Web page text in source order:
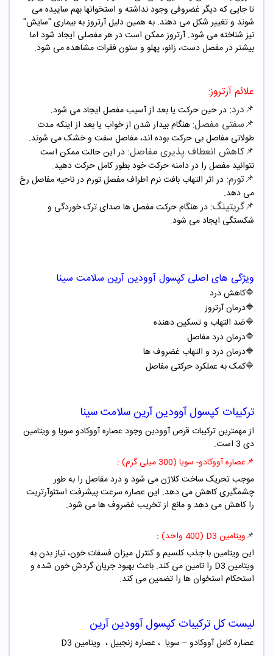
تا جایی که دیگر غضروفی وجود نداشته و استخوانها بهم ساییده می
شوند و تغییر شکل می دهند. به همین دلیل آرتروز به بیماری "سایش"
نیز شناخته می شود. آرتروز ممکن است در هر مفصلی ایجاد شود اما
بیشتر در مفصل دست، زانو، پهلو و ستون فقرات مشاهده می شود.
علائم آرتروز:
📌درد: در حین حرکت یا بعد از آسیب مفصل ایجاد می شود.
📌سفتی مفصل:هنگام بیدار شدن از خواب یا بعد از اینکه مدت
طولانی مفاصل بی حرکت بوده اند، مفاصل سفت و خشک می شوند.
📌کاهش انعطاف پذیری مفاصل: در این حالت ممکن است
نتوانید مفصل را در دامنه حرکت خود بطور کامل حرکت دهید.
📌تورم: در اثر التهاب بافت نرم اطراف مفصل تورم در ناحیه مفاصل رخ
می دهد.
📌گریتینگ:در هنگام حرکت مفصل ها صدای ترک خوردگی و
شکستگی ایجاد می شود.
ویژگی های اصلی کپسول آوودین آرین سلامت سینا
🔷کاهش درد
🔷درمان آرتروز
🔷ضد التهاب و تسکین دهنده
🔷درمان درد مفاصل
🔷درمان درد و التهاب غضروف ها
🔷کمک به عملکرد حرکتی مفاصل
ترکیبات کپسول آوودین آرین سلامت سینا
از مهمترین ترکیبات قرص آوودین وجود عصاره آووکادو سویا و ویتامین
دی 3 است.
📌عصاره آووکادو- سویا (300 میلی گرم) :
موجب تحریک ساخت کلاژن می شود و درد مفاصل را به طور
چشمگیری کاهش می دهد. این عصاره سرعت پیشرفت استئوآرتریت
را کاهش می دهد و مانع از تخریب غضروف ها می شود.
📌ویتامین D3 (400 واحد) :
این ویتامین با جذب کلسیم و کنترل میزان فسفات خون، نیاز بدن به
ویتامین D3 را تامین می کند. باعث بهبود جریان گردش خون شده و
استحکام استخوان ها را تضمین می کند.
لیست کل ترکیبات کپسول آوودین آرین
عصاره کامل آووکادو – سویا ، عصاره زنجبیل ، ویتامین D3